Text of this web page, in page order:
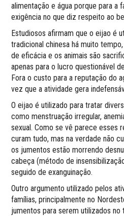
alimentação e água porque para a
exigência no que diz respeito ao
Estudiosos afirmam que o eijao é
tradicional chinesa há muito
de eficácia e os animais são
apenas para o lucro questionável
Fora o custo para a reputação do
vez que a atividade gera
O eijao é utilizado para tratar
como menstruação irregular,
sexual. Como se vê parece esses
curam tudo, mas na verdade não
os jumentos estão morrendo
cabeça (método de
seguido de exanguinação.
Outro argumento utilizado pelos
famílias, principalmente no
jumentos para serem utilizados no